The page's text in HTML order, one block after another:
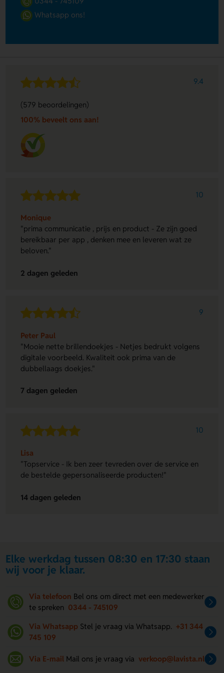
Whatsapp ons!
9.4
(579 beoordelingen)
100% beveelt ons aan!
10
Monique
"prima communicatie , prijs en product - Ze zijn goed
bereikbaar per app , denken mee en leveren wat ze
beloven."
2 dagen geleden
9
Peter Paul
"Mooie nette brillendoekjes - Netjes bedrukt volgens
digitale voorbeeld. Kwaliteit ook prima van de
dubbellaags doekjes."
7 dagen geleden
10
Lisa
"Topservice - Ik ben zeer tevreden over de service en
de bestelde gepersonaliseerde producten!"
14 dagen geleden
Elke werkdag tussen 08:30 en 17:30 staan
wij voor je klaar.
Via telefoon Bel ons om direct met een medewerker
te spreken 0344 - 745109
Via Whatsapp Stel je vraag via Whatsapp. +31 344
745 109
Via E-mail Mail ons je vraag via verkoop@lavista.nl